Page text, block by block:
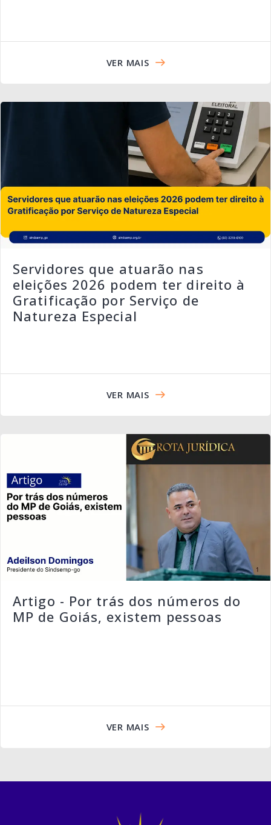
VER MAIS
Servidores que atuarão nas
eleições 2026 podem ter direito à
Gratificação por Serviço de
Natureza Especial
VER MAIS
Artigo - Por trás dos números do
MP de Goiás, existem pessoas
VER MAIS